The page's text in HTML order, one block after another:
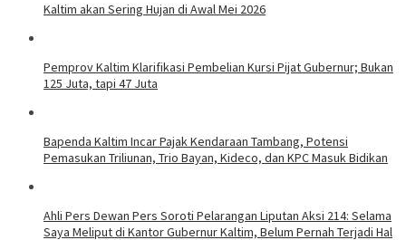
Kaltim akan Sering Hujan di Awal Mei 2026
Pemprov Kaltim Klarifikasi Pembelian Kursi Pijat Gubernur; Bukan
125 Juta, tapi 47 Juta
Bapenda Kaltim Incar Pajak Kendaraan Tambang, Potensi
Pemasukan Triliunan, Trio Bayan, Kideco, dan KPC Masuk Bidikan
Ahli Pers Dewan Pers Soroti Pelarangan Liputan Aksi 214: Selama
Saya Meliput di Kantor Gubernur Kaltim, Belum Pernah Terjadi Hal